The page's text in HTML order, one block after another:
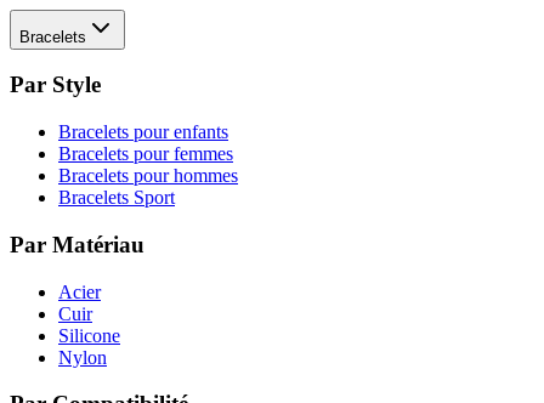
Bracelets
Par Style
Bracelets pour enfants
Bracelets pour femmes
Bracelets pour hommes
Bracelets Sport
Par Matériau
Acier
Cuir
Silicone
Nylon